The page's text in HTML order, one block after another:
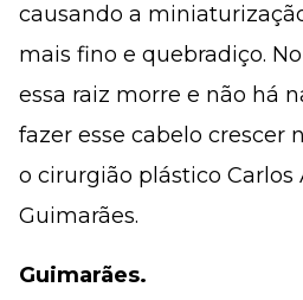
causando a
mais fino e quebradiço.
essa raiz morre e não há
fazer esse cabelo crescer
o cirurgião plástico Carlos
Guimarães.
Guimarães.